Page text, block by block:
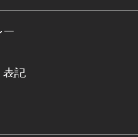
ー
表記